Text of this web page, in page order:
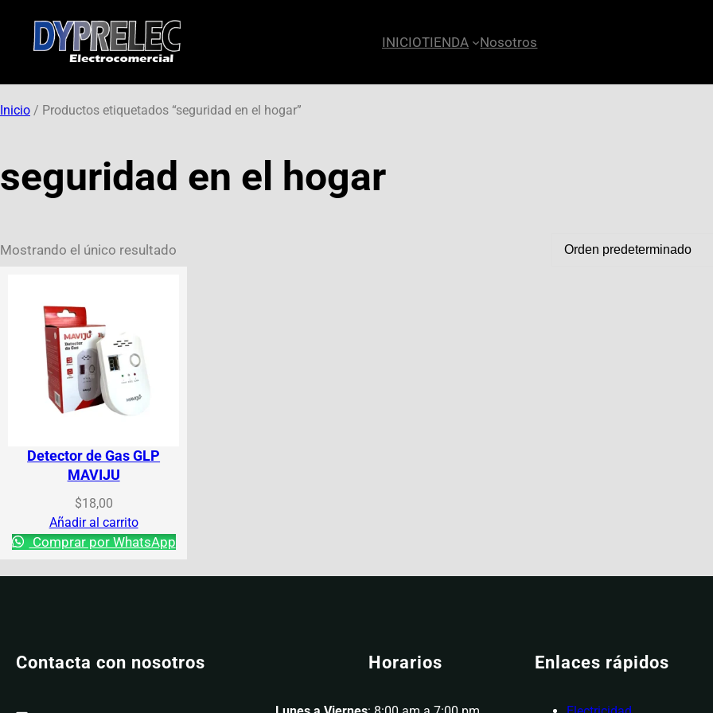
INICIOTIENDA Nosotros
Inicio / Productos etiquetados “seguridad en el hogar”
seguridad en el hogar
Mostrando el único resultado
Detector de Gas GLP
MAVIJU
$18,00
Añadir al carrito
Comprar por WhatsApp
Contacta con nosotros Horarios Enlaces rápidos